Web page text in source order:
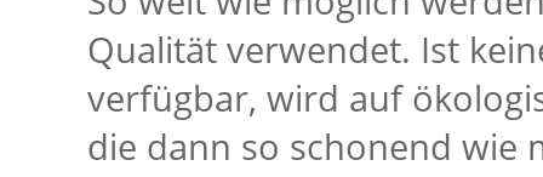
Qualität verwendet. Ist
verfügbar, wird auf
die dann so schonend wie